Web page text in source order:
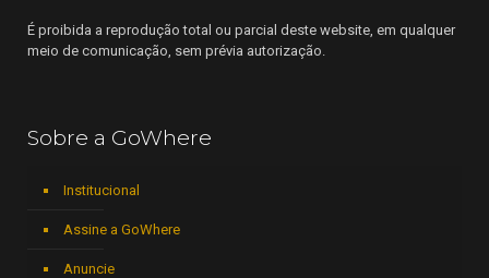
É proibida a reprodução total ou parcial deste website, em qualquer
meio de comunicação, sem prévia autorização.
Sobre a GoWhere
Institucional
Assine a GoWhere
Anuncie